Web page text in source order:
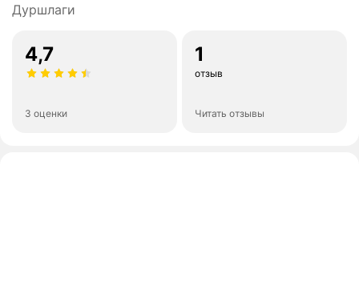
Дуршлаги
4,7
3 оценки
1
отзыв
Читать отзывы